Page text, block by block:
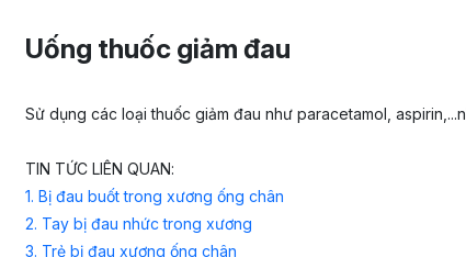
Uống thuốc giảm đau
Sử dụng các loại thuốc giảm đau như paracetamol,
TIN TỨC LIÊN QUAN:
1. Bị đau buốt trong xương ống chân
2. Tay bị đau nhức trong xương
3. Trẻ bị đau xương ống chân